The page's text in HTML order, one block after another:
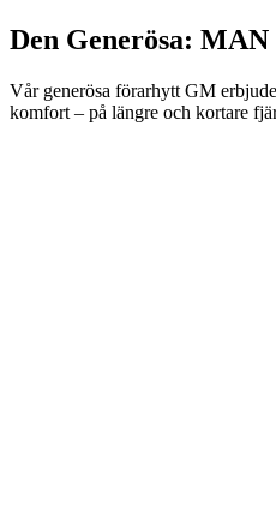
Den Generösa:
Vår generösa förarhytt GM
komfort – på längre och kortare